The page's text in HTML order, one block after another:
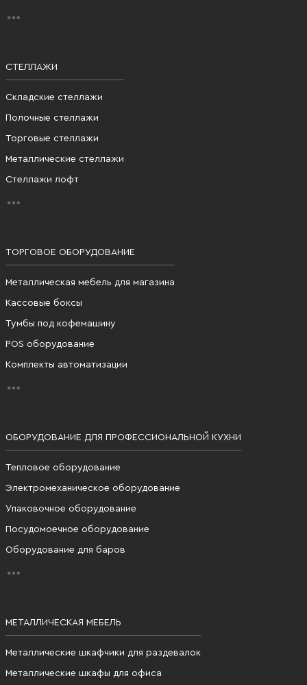
СТЕЛЛАЖИ
Складские стеллажи
Полочные стеллажи
Торговые стеллажи
Металлические стеллажи
Стеллажи лофт
ТОРГОВОЕ ОБОРУДОВАНИЕ
Металлическая мебель для магазина
Кассовые боксы
Тумбы под кофемашину
POS оборудование
Комплекты автоматизации
ОБОРУДОВАНИЕ ДЛЯ ПРОФЕССИОНАЛЬНОЙ КУХНИ
Тепловое оборудование
Электромеханическое оборудование
Упаковочное оборудование
Посудомоечное оборудование
Оборудование для баров
МЕТАЛЛИЧЕСКАЯ МЕБЕЛЬ
Металлические шкафчики для раздевалок
Металлические шкафы для офиса